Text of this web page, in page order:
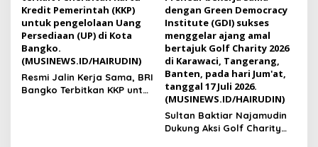
​Resmi Jalin Kerja Sama, BRI
Bangko Terbitkan KKP untuk
Sultan Baktiar Najamudin
Dukung Aksi Golf Charity